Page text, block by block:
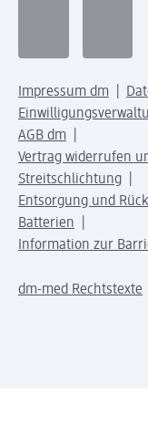
Impressum dm
AGB dm
Vertrag widerrufen
Streitschlichtung
Entsorgung und
Batterien
Information zur
dm-med Rechtstexte